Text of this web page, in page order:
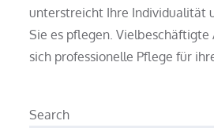
unterstreicht Ihre Individualität
Sie es pflegen. Vielbeschäftigte
sich professionelle Pflege für
Search